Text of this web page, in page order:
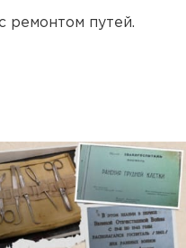
ремонтом путей.